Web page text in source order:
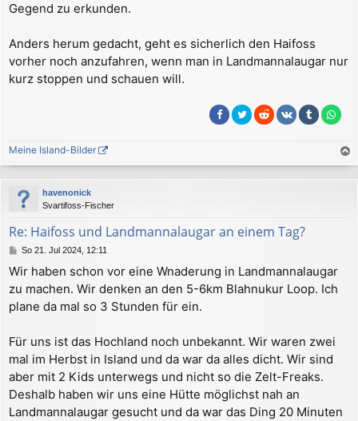
Gegend zu erkunden.
Anders herum gedacht, geht es sicherlich den Haifoss
vorher noch anzufahren, wenn man in Landmannalaugar nur
kurz stoppen und schauen will.
Meine Island-Bilder
a
c
havenonick
Svartifoss-Fischer
Re: Haifoss und Landmannalaugar an einem Tag?
B
i
t
r
a
So 21. Jul 2024, 12:11
Wir haben schon vor eine Wnaderung in Landmannalaugar
zu machen. Wir denken an den 5-6km Blahnukur Loop. Ich
plane da mal so 3 Stunden für ein.
Für uns ist das Hochland noch unbekannt. Wir waren zwei
mal im Herbst in Island und da war da alles dicht. Wir sind
aber mit 2 Kids unterwegs und nicht so die Zelt-Freaks.
Deshalb haben wir uns eine Hütte möglichst nah an
Landmannalaugar gesucht und da war das Ding 20 Minuten